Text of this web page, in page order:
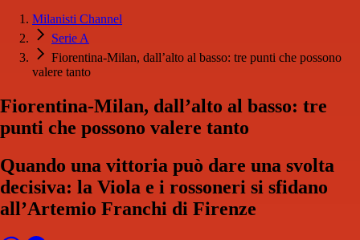
Milanisti Channel
Serie A
Fiorentina-Milan, dall’alto al basso: tre punti che possono
valere tanto
Fiorentina-Milan, dall’alto al basso: tre
punti che possono valere tanto
Quando una vittoria può dare una svolta
decisiva: la Viola e i rossoneri si sfidano
all’Artemio Franchi di Firenze